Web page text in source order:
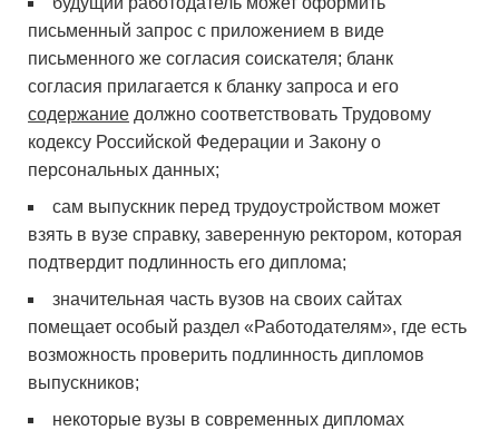
письменный запрос с приложением в виде
письменного же согласия соискателя; бланк
согласия прилагается к бланку запроса и его
содержание должно соответствовать Трудовому
кодексу Российской Федерации и Закону о
персональных данных;
сам выпускник перед трудоустройством может
взять в вузе справку, заверенную ректором, которая
подтвердит подлинность его диплома;
значительная часть вузов на своих сайтах
помещает особый раздел «Работодателям», где есть
возможность проверить подлинность дипломов
выпускников;
некоторые вузы в современных дипломах